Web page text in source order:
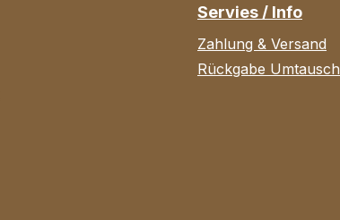
Servies / Info
Zahlung & Versand
Rückgabe Umtausch